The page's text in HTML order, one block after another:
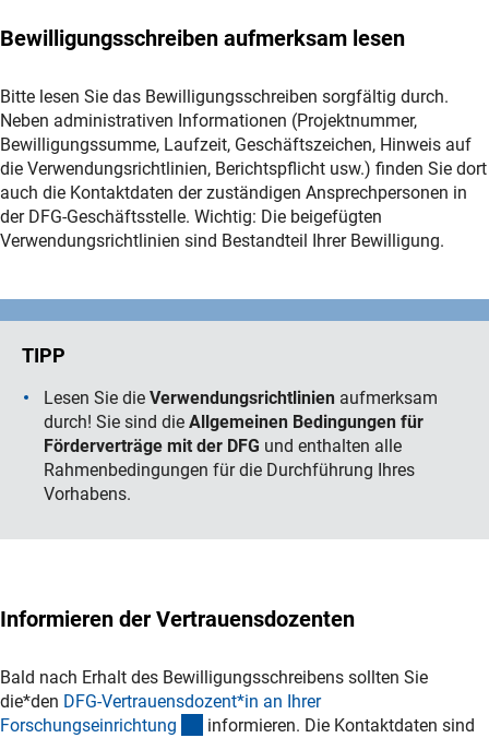
Bewilligungsschreiben aufmerksam lesen
Bitte lesen Sie das Bewilligungsschreiben sorgfältig durch.
Neben administrativen Informationen (Projektnummer,
Bewilligungssumme, Laufzeit, Geschäftszeichen, Hinweis auf
die Verwendungsrichtlinien, Berichtspflicht usw.) finden Sie dort
auch die Kontaktdaten der zuständigen Ansprechpersonen in
der DFG-Geschäftsstelle. Wichtig: Die beigefügten
Verwendungsrichtlinien sind Bestandteil Ihrer Bewilligung.
Lesen Sie die Verwendungsrichtlinien aufmerksam
durch! Sie sind die Allgemeinen Bedingungen für
Förderverträge mit der DFG und enthalten alle
Rahmenbedingungen für die Durchführung Ihres
Vorhabens.
Informieren der Vertrauensdozenten
Bald nach Erhalt des Bewilligungsschreibens sollten Sie
die*den DFG-Vertrauensdozent*in an Ihrer
Forschungseinrichtung (interner Link)
informieren. Die Kontaktdaten sind